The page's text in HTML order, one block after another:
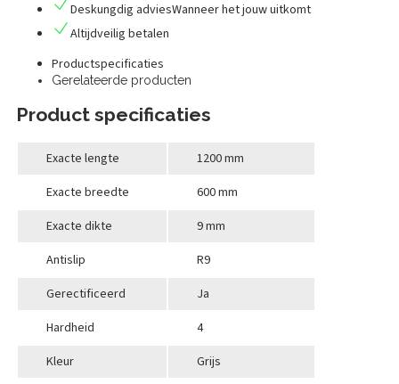
Deskungdig adviesWanneer het jouw uitkomt
Altijdveilig betalen
Productspecificaties
Gerelateerde producten
Product specificaties
Exacte lengte
1200 mm
Exacte breedte
600 mm
Exacte dikte
9 mm
Antislip
R9
Gerectificeerd
Ja
Hardheid
4
Kleur
Grijs